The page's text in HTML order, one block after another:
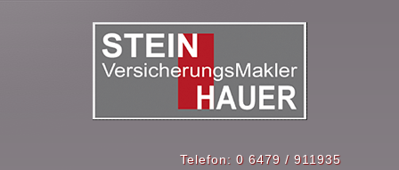
Telefon: 0 6479 / 911935